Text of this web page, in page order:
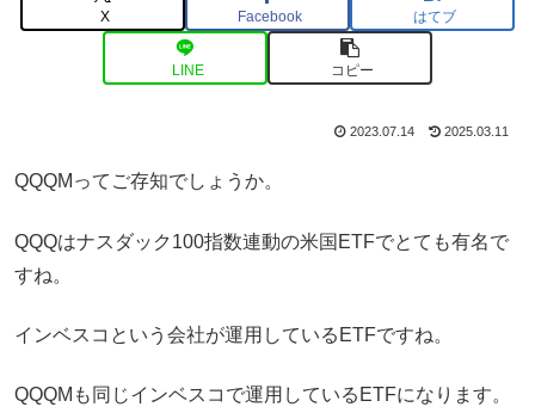
X Facebook はてブ
LINE コピー
2023.07.14 2025.03.11
QQQMってご存知でしょうか。
QQQはナスダック100指数連動の米国ETFでとても有名で
すね。
インベスコという会社が運用しているETFですね。
QQQMも同じインベスコで運用しているETFになります。